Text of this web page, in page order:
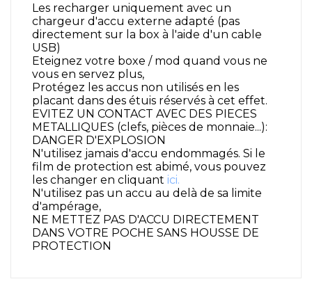
Les recharger uniquement avec un
chargeur d'accu externe adapté (pas
directement sur la box à l'aide d'un cable
USB)
Eteignez votre boxe / mod quand vous ne
vous en servez plus,
Protégez les accus non utilisés en les
placant dans des étuis réservés à cet effet.
EVITEZ UN CONTACT AVEC DES PIECES
METALLIQUES (clefs, pièces de monnaie...):
DANGER D'EXPLOSION
N'utilisez jamais d'accu endommagés. Si le
film de protection est abimé, vous pouvez
les changer en cliquant ici.
N'utilisez pas un accu au delà de sa limite
d'ampérage,
NE METTEZ PAS D'ACCU DIRECTEMENT
DANS VOTRE POCHE SANS HOUSSE DE
PROTECTION